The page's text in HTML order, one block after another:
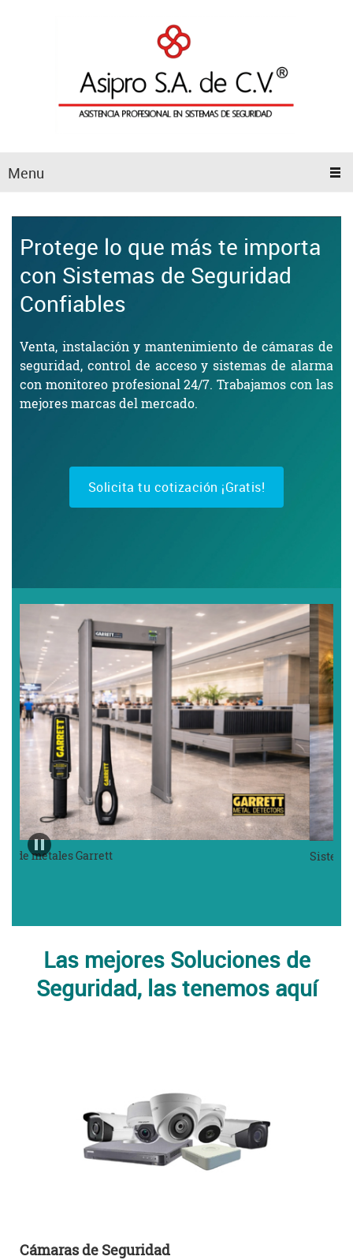
Menu
Protege lo que más te importa
con Sistemas de Seguridad
Confiables
Venta, instalación y mantenimiento de cámaras de
seguridad, control de acceso y sistemas de alarma
con monitoreo profesional 24/7. Trabajamos con las
mejores marcas del mercado.
Solicita tu cotización ¡Gratis!
Sistemas contra
Las mejores Soluciones de
Seguridad, las tenemos aquí
Cámarasde Seguridad